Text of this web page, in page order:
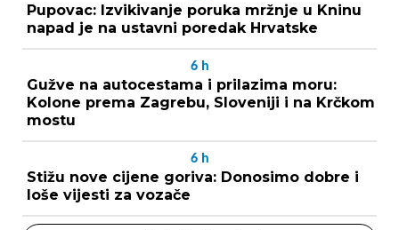
Pupovac: Izvikivanje poruka mržnje u Kninu
napad je na ustavni poredak Hrvatske
6 h
Gužve na autocestama i prilazima moru:
Kolone prema Zagrebu, Sloveniji i na Krčkom
mostu
6 h
Stižu nove cijene goriva: Donosimo dobre i
loše vijesti za vozače